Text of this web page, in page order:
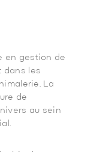
en gestion de
dans les
La
de
au sein